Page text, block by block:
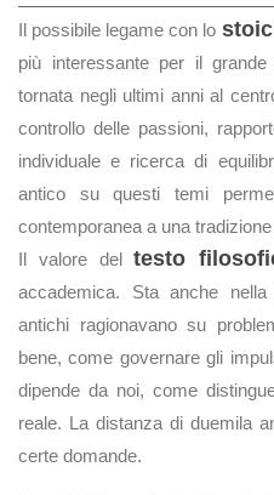
Il possibile legame con lo
più interessante per il
tornata negli ultimi anni al
controllo delle passioni,
individuale e ricerca di
antico su questi temi
contemporanea a una
Il valore deltesto
accademica. Sta anche
antichi ragionavano su
bene, come governare gli
dipende da noi, come
reale. La distanza di duemila
certe domande.